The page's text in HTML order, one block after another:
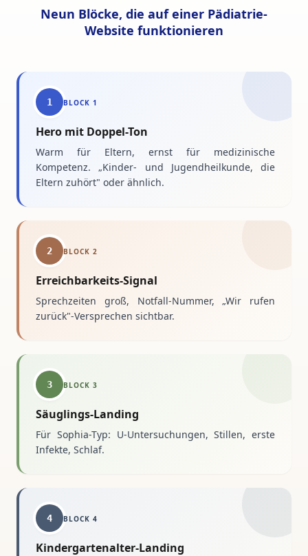
Neun Blöcke, die auf einer Pädiatrie-
Website funktionieren
1 BLOCK 1
Hero mit Doppel-Ton
Warm für Eltern, ernst für medizinische
Kompetenz. „Kinder- und Jugendheilkunde, die
Eltern zuhört" oder ähnlich.
2 BLOCK 2
Erreichbarkeits-Signal
Sprechzeiten groß, Notfall-Nummer, „Wir rufen
zurück"-Versprechen sichtbar.
3 BLOCK 3
Säuglings-Landing
Für Sophia-Typ: U-Untersuchungen, Stillen, erste
Infekte, Schlaf.
4 BLOCK 4
Kindergartenalter-Landing